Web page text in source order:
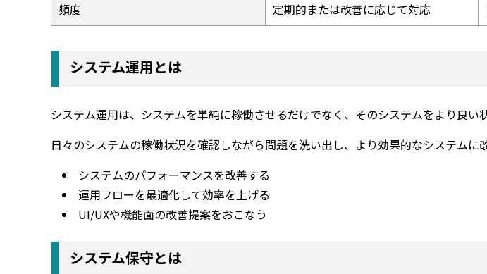
頻度
定期的または改善に応じて対応
システム運用とは
システム運用は、システムを単純に稼働させるだけでなく、そのシステムをより良い
日々のシステムの稼働状況を確認しながら問題を洗い出し、より効果的なシステムに
システムのパフォーマンスを改善する
運用フローを最適化して効率を上げる
UI/UXや機能面の改善提案をおこなう
システム保守とは